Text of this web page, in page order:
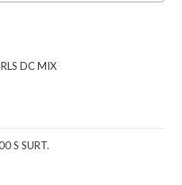
DC MIX
S SURT.